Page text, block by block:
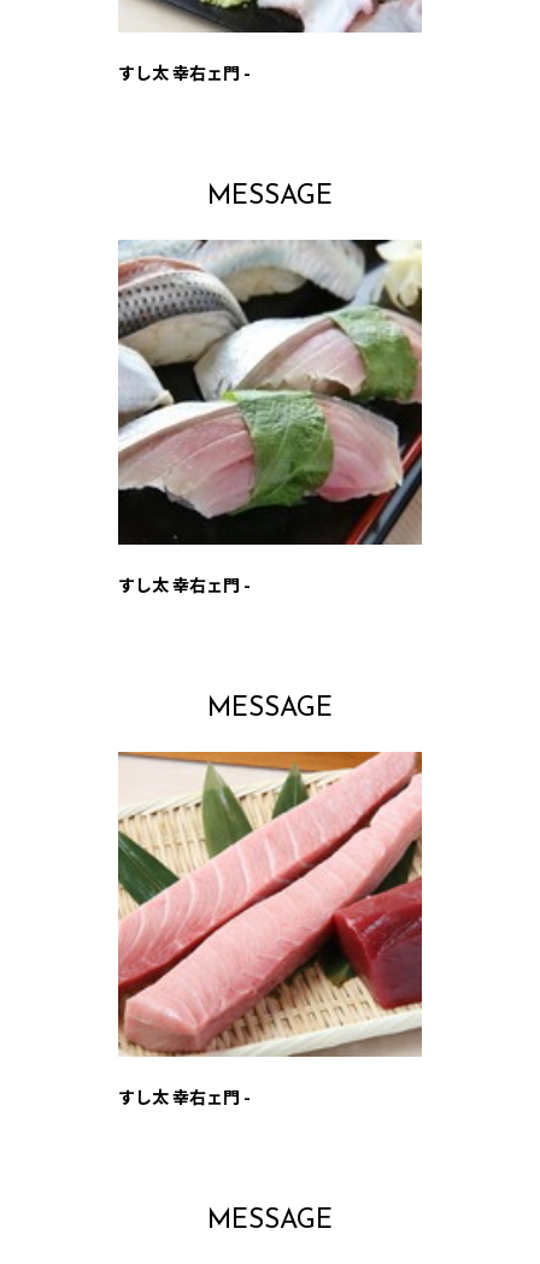
すし太 幸右ェ門 -
MESSAGE
すし太 幸右ェ門 -
MESSAGE
すし太 幸右ェ門 -
MESSAGE